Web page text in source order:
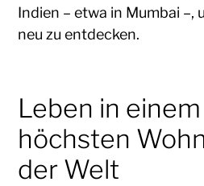
Indien – etwa in Mumbai –,
neu zu entdecken.
Leben in
höchsten
der Welt